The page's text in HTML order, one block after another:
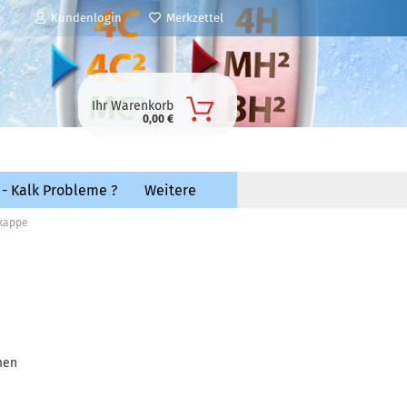
Kundenlogin Merkzettel
Ihr Warenkorb
0,00 €
Kalk Probleme ? Weitere